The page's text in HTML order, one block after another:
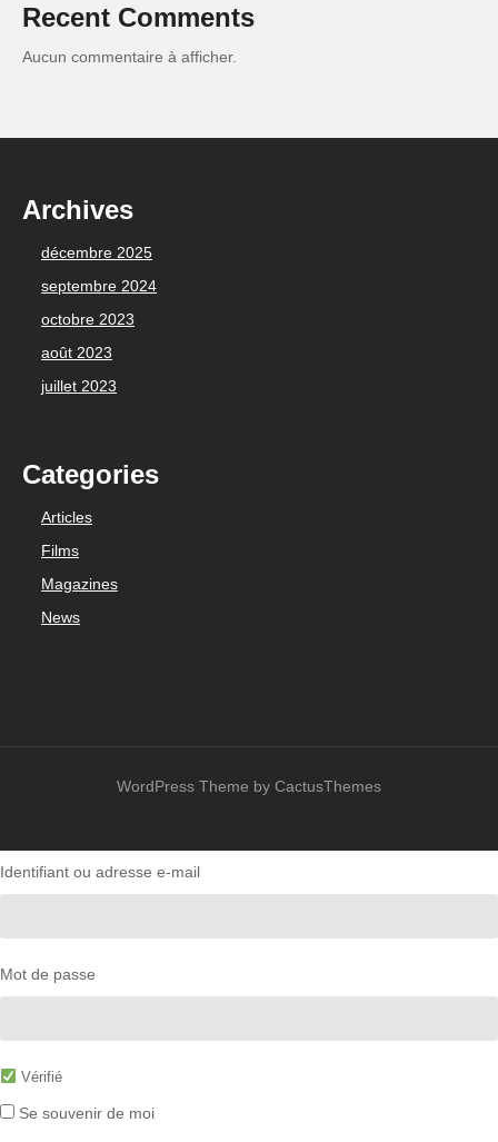
Recent Comments
Aucun commentaire à afficher.
Archives
décembre 2025
septembre 2024
octobre 2023
août 2023
juillet 2023
Categories
Articles
Films
Magazines
News
WordPress Theme by CactusThemes
Identifiant ou adresse e-mail
Mot de passe
Vérifié
Se souvenir de moi